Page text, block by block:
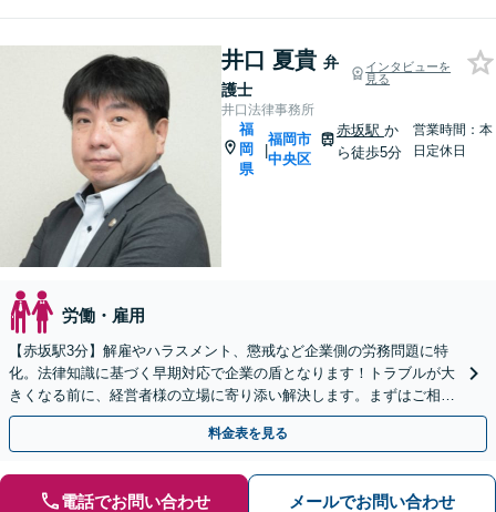
井口 夏貴 弁
護士
インタビューを
見る
井口法律事務所
福
岡
県
|
福岡市
中央区
赤坂駅 か
ら徒歩5分
営業時間：本
日定休日
労働・雇用
【赤坂駅3分】解雇やハラスメント、懲戒など企業側の労務問題に特
化。法律知識に基づく早期対応で企業の盾となります！トラブルが大
きくなる前に、経営者様の立場に寄り添い解決します。まずはご相談
ください【夜間・休日相談可】【電話・WEB面談可】
料金表を見る
電話でお問い合わせ メールでお問い合わせ